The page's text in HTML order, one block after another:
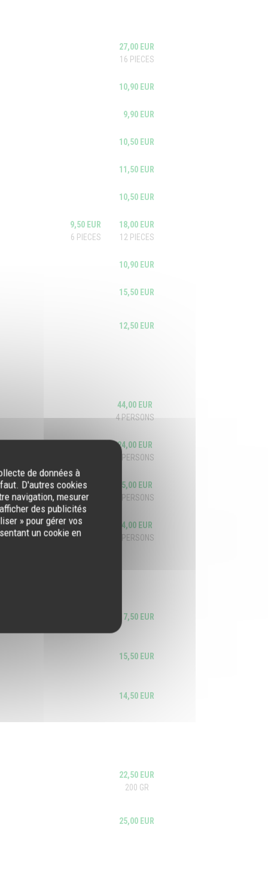
de données à
D'autres cookies
navigation, mesurer
des publicités
» pour gérer vos
un cookie en
27,00 EUR
16 PIECES
10,90 EUR
9,90 EUR
10,50 EUR
11,50 EUR
10,50 EUR
9,50 EUR
6 PIECES
18,00 EUR
12 PIECES
10,90 EUR
15,50 EUR
12,50 EUR
44,00 EUR
4 PERSONS
24,00 EUR
2 PERSONS
25,00 EUR
2 PERSONS
24,00 EUR
2 PERSONS
17,50 EUR
15,50 EUR
14,50 EUR
22,50 EUR
200 GR
25,00 EUR